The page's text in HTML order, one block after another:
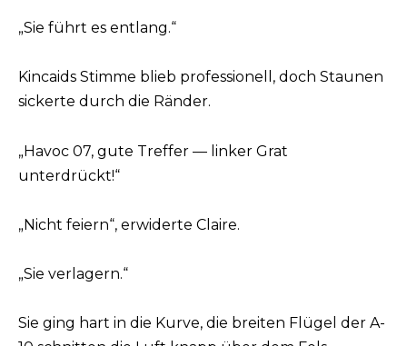
„Sie führt es entlang.“
Kincaids Stimme blieb professionell, doch Staunen
sickerte durch die Ränder.
„Havoc 07, gute Treffer — linker Grat
unterdrückt!“
„Nicht feiern“, erwiderte Claire.
„Sie verlagern.“
Sie ging hart in die Kurve, die breiten Flügel der A-